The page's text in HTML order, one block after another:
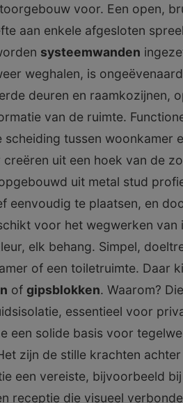
voor. Een open,
aan enkele afgesloten
systeemwanden
weghalen, is
deuren en raamkozijnen,
van de ruimte.
scheiding tussen woonkamer
uit een hoek van de
uit metal stud
eenvoudig te plaatsen, en
voor het wegwerken van
elk behang. Simpel,
of een toiletruimte. Daar
of gipsblokken. Waarom?
essentieel voor
een solide basis voor
zijn de stille krachten
een vereiste, bijvoorbeeld
receptie die visueel